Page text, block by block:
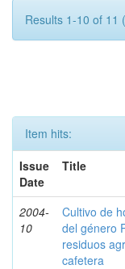
Results 1-10 of 11
Item hits:
Issue
Date
Title
2004-
10
Cultivo de
del género
residuos
cafetera